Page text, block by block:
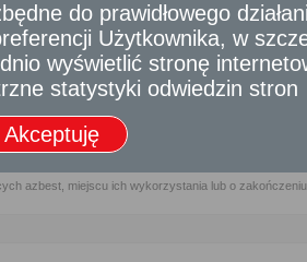
azbest, miejscu ich wykorzystania lub o zakończeniu
do prawidłowego
Użytkownika, w
wyświetlić stronę
statystyki odwiedzin stron
Akceptuję